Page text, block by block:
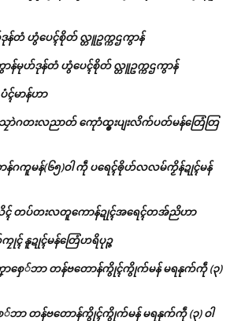
န်တံ ဟွံပေၚ်စိုတ် လ္တူဥက္ကဌကွာန်
ာန်မုဟ်ဒုန်တံ ဟွံပေၚ်စိုတ် လ္တူဥက္ကဌကွာန်
ပံၚ်မာန်ဟာ
သၠာဲဂတးလညာတ် ကေုာံထ္ၜးပျးလိက်ပတ်မန်တြေံတြ
န်ဂကူမန်(၆၅)ဝါ ကဵု ပရေၚ်ၜိုဟ်လလမ်ကၟိန်ဍုၚ်မန်
တပ်တးလတူကောန်ဍုၚ်အရေၚ်တအ်ညိဟာ
နူဍုၚ်မန်တြေံဟရိပုဉ္ဇ
ာစှေ်ဘာ တန်ဗတောန်ကွိုၚ်ကွိုက်မန် မရနုက်ကဵု (၃)
ဘာ တန်ဗတောန်ကွိုၚ်ကွိုက်မန် မရနုက်ကဵု (၃) ဝါ